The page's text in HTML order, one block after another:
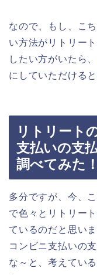
なので、もし、こ
い方法がリトリー
したい方がいたら
にしていただけると
リトリート
支払いの支
調べてみた！
多分ですが、今、
で色々とリトリー
ているのだと思い
コンビニ支払いの
な～と、考えてい